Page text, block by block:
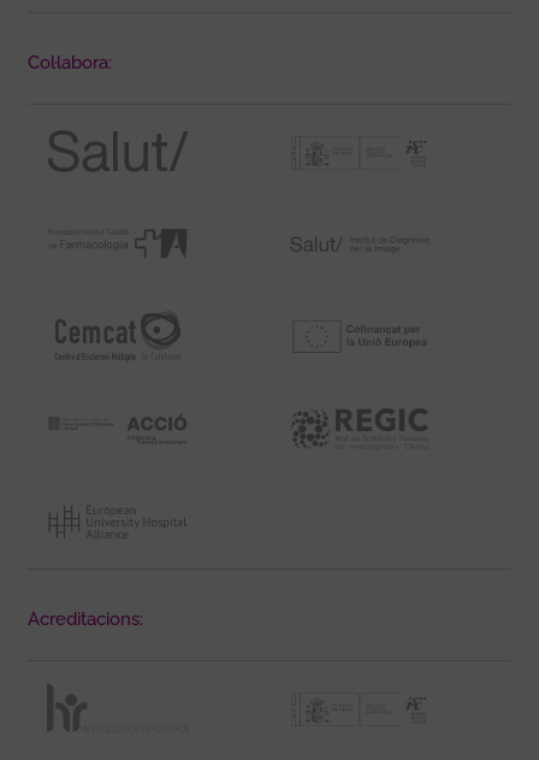
Col·labora:
Acreditacions: